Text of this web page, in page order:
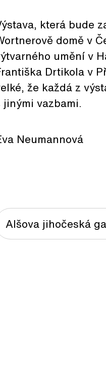
která bude
domě v
umění v
Drtikola v
že každá z
jinými vazbami.
Neumannová
Alšova jihočeská